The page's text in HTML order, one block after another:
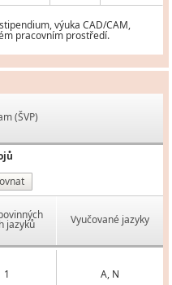
výuka CAD/CAM,
pracovním prostředí.
(ŠVP)
jazyků Vyučované jazyky
1 A, N